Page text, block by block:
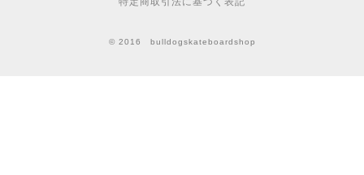
© 2016 bulldogskateboardshop